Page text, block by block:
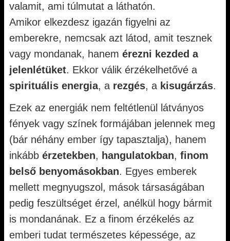
valamit, ami túlmutat a láthatón.
Amikor elkezdesz igazán figyelni az
emberekre, nemcsak azt látod, amit tesznek
vagy mondanak, hanem érezni kezded a
jelenlétüket. Ekkor válik érzékelhetővé a
spirituális energia, a rezgés, a kisugárzás.
Ezek az energiák nem feltétlenül látványos
fények vagy színek formájában jelennek meg
(bár néhány ember így tapasztalja), hanem
inkább érzetekben, hangulatokban, finom
belső benyomásokban. Egyes emberek
mellett megnyugszol, mások társaságában
pedig feszültséget érzel, anélkül hogy bármit
is mondanának. Ez a finom érzékelés az
emberi tudat természetes képessége, az